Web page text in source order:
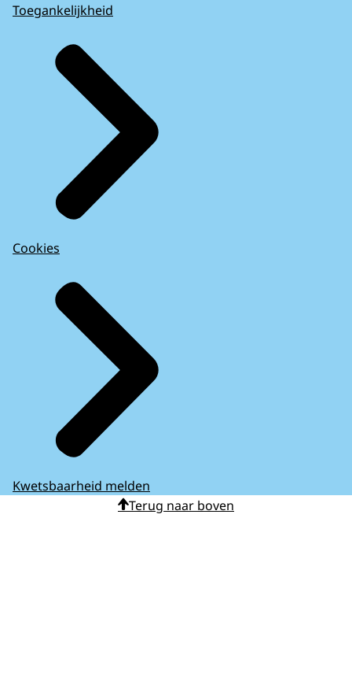
Toegankelijkheid
Cookies
Kwetsbaarheid melden
Terug naar boven